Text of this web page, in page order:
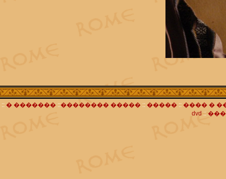
:: � �������::�������� �����:: �����::���� �
dvd ::